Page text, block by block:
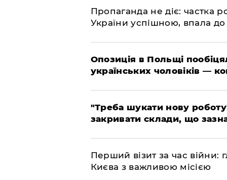
​Пропаганда не діє: частка
України успішною, впала
​Опозиція в Польщі
українських чоловіків —
​"Треба шукати нову
закривати склади, що
​Перший візит за час
Києва з важливою місією